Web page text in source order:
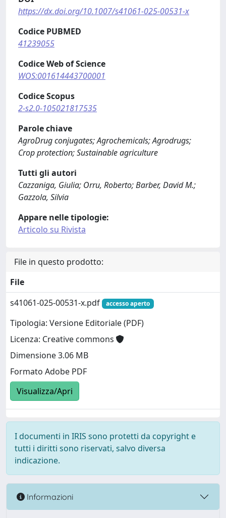
https://dx.doi.org/10.1007/s41061-025-00531-x
Codice PUBMED
41239055
Codice Web of Science
WOS:001614443700001
Codice Scopus
2-s2.0-105021817535
Parole chiave
AgroDrug conjugates; Agrochemicals; Agrodrugs;
Crop protection; Sustainable agriculture
Tutti gli autori
Cazzaniga, Giulia; Orru, Roberto; Barber, David M.;
Gazzola, Silvia
Appare nelle tipologie:
Articolo su Rivista
File in questo prodotto:
File
s41061-025-00531-x.pdf
accesso aperto
Tipologia: Versione Editoriale (PDF)
Licenza: Creative commons
Dimensione 3.06 MB
Formato Adobe PDF
Visualizza/Apri
I documenti in IRIS sono protetti da copyright e
tutti i diritti sono riservati, salvo diversa
indicazione.
Informazioni